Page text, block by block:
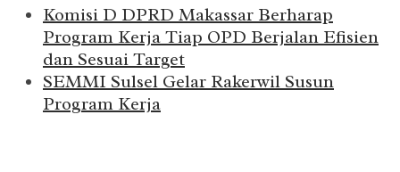
Komisi D DPRD Makassar Berharap
Program Kerja Tiap OPD Berjalan Efisien
dan Sesuai Target
SEMMI Sulsel Gelar Rakerwil Susun
Program Kerja